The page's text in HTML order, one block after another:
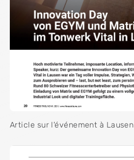
Article sur l'événement à Lausen